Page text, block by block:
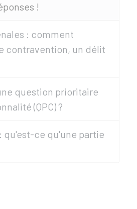
!
: comment
contravention, un délit
question prioritaire
(QPC) ?
qu'est-ce qu'une partie